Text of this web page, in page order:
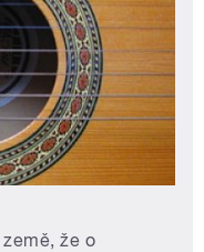
že o